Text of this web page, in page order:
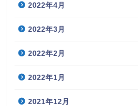
2022年4月
2022年3月
2022年2月
2022年1月
2021年12月